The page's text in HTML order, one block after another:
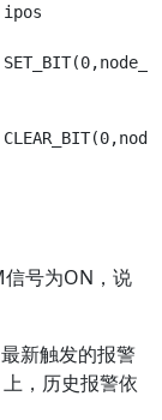
7022h
信号为ON，说
新触发的报警
，历史报警依